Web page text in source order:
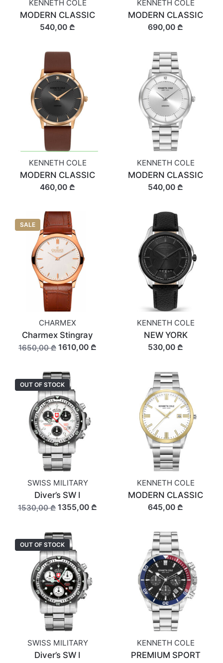
KENNETH COLE
MODERN CLASSIC
540,00 ₾
KENNETH COLE
MODERN CLASSIC
690,00 ₾
KENNETH COLE
MODERN CLASSIC
460,00 ₾
KENNETH COLE
MODERN CLASSIC
540,00 ₾
SALE
CHARMEX
Charmex Stingray
1650,00 ₾ 1610,00 ₾
KENNETH COLE
NEW YORK
530,00 ₾
OUT OF STOCK
SWISS MILITARY
Diver’s SW I
1530,00 ₾ 1355,00 ₾
KENNETH COLE
MODERN CLASSIC
645,00 ₾
OUT OF STOCK
SWISS MILITARY
Diver’s SW I
KENNETH COLE
PREMIUM SPORT